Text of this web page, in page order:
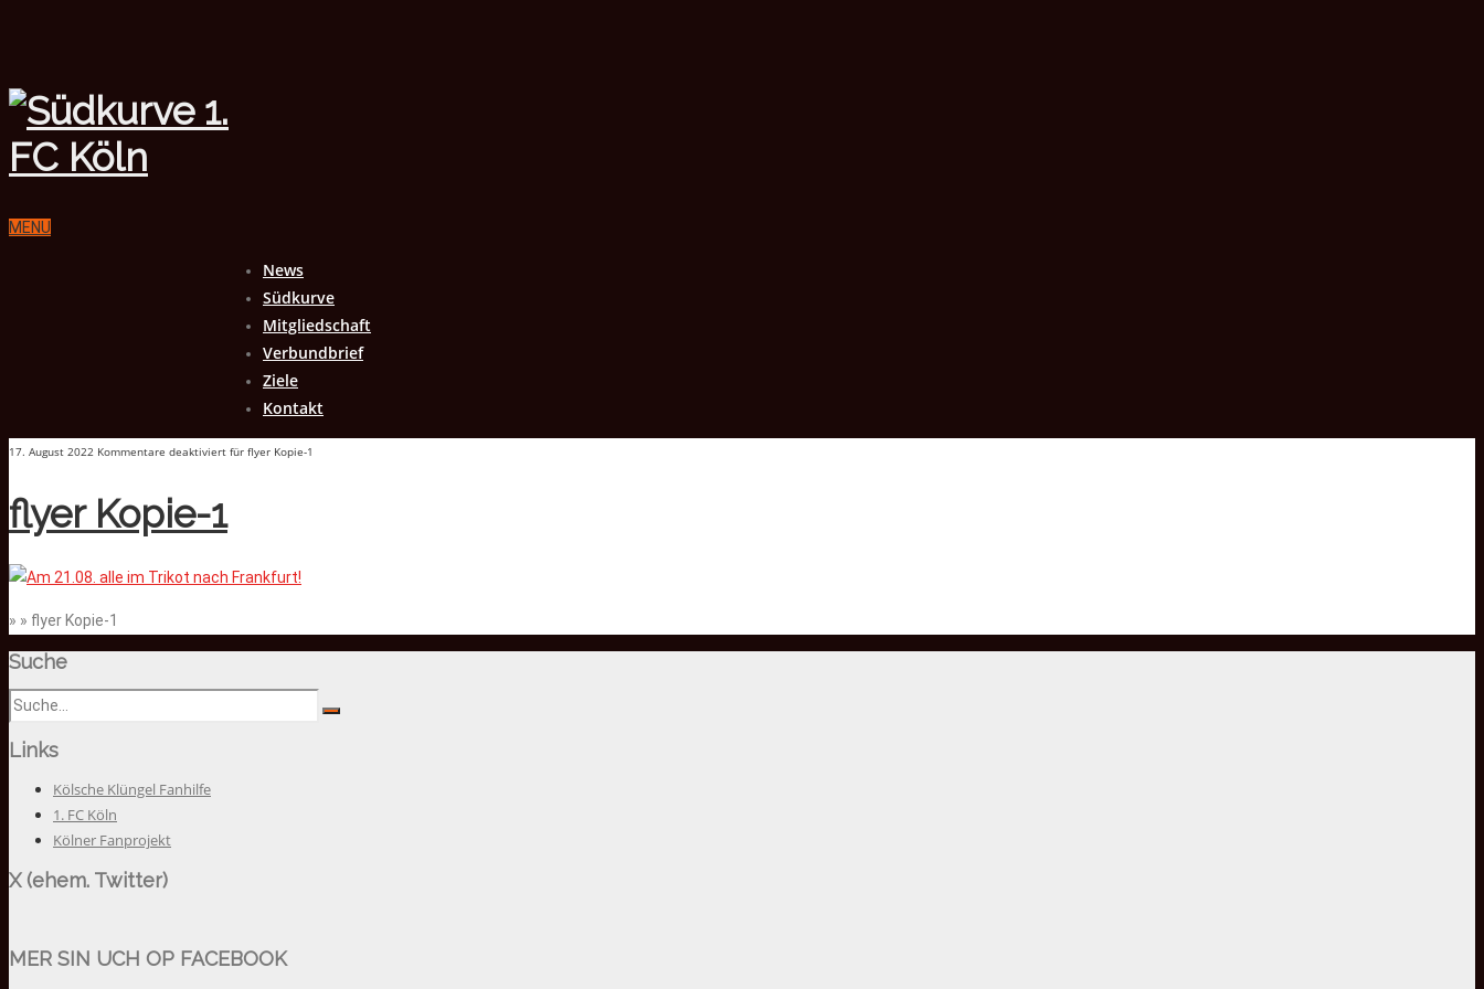
MENU
News
Südkurve
Mitgliedschaft
Verbundbrief
Ziele
Kontakt
17. August 2022 Kommentare deaktiviert für flyer Kopie-1
flyer Kopie-1
» » flyer Kopie-1
Suche
Links
Kölsche Klüngel Fanhilfe
1. FC Köln
Kölner Fanprojekt
X (ehem. Twitter)
MER SIN UCH OP FACEBOOK